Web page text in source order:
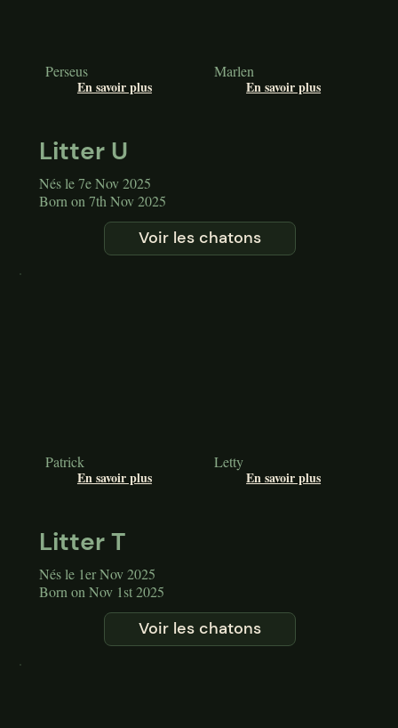
Perseus
En savoir plus
Marlen
En savoir plus
Litter U
Nés le 7e Nov 2025
Born on 7th Nov 2025
Voir les chatons
Patrick
En savoir plus
Letty
En savoir plus
Litter T
Nés le 1er Nov 2025
Born on Nov 1st 2025
Voir les chatons